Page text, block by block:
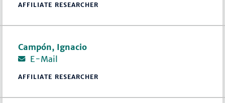
AFFILIATE RESEARCHER
Campón, Ignacio
E-Mail
AFFILIATE RESEARCHER